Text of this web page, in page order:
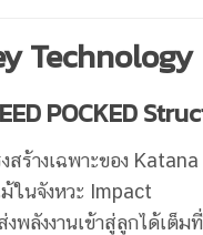
Technology
POCKED
สร้างเฉพาะของ
ในจังหวะ Impact
พลังงานเข้าสู่ลูกได้เต็ม